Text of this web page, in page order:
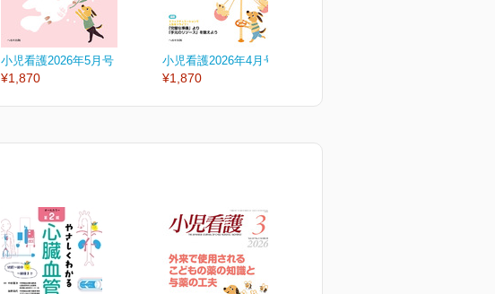
小児看護2026年5月号
¥1,870
小児看護2026年4月号
¥1,870